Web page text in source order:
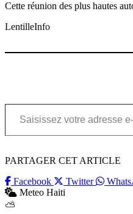
Cette réunion des plus hautes
LentilleInfo
Saisissez votre adresse e-mail…
PARTAGER CET ARTICLE
Facebook
Twitter
Meteo Haiti
⛅